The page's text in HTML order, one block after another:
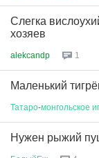
Слегка
хозяев
alekcandp 1
Маленький
Татаро-монгольское
Нужен рыжий